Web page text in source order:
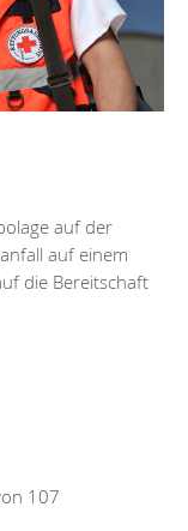
auf der
auf einem
die Bereitschaft
107